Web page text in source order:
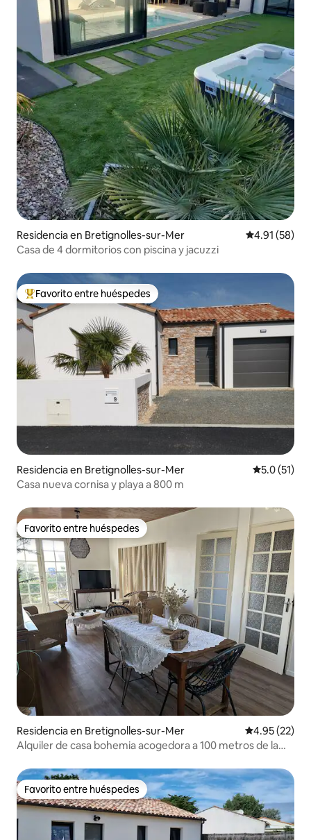
Residencia en Bretignolles-sur-Mer Calificación
4.91 (58)
Casa de 4 dormitorios con piscina y jacuzzi
De los mejores en Favorito entre huéspedes
Favorito entre huéspedes
Residencia en Bretignolles-sur-Mer Calificación
5.0 (51)
Casa nueva cornisa y playa a 800 m
Favorito entre huéspedes
Favorito entre huéspedes
Residencia en Bretignolles-sur-Mer Calificación
4.95 (22)
Alquiler de casa bohemia acogedora a 100 metros de la
Favorito entre huéspedes
Favorito entre huéspedes